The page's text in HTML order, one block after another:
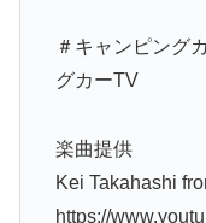
＃キャンピン
グカーTV
楽曲提供
Kei Takahashi
https://